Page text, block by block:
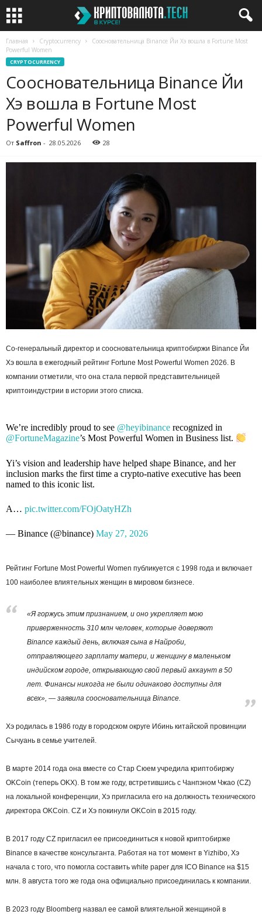
Главная Cryptocurrency
Соосновательница Binance Йи Хэ вошла в Fortune Most
Powerful Women
CRYPTOCURRENCY
Соосновательница Binance Йи
Хэ вошла в Fortune Most
Powerful Women
От Saffron - 28.05.2026 28
Со-генеральный директор и соосновательница криптобиржи Binance Йи
Хэ вошла в ежегодный рейтинг Fortune Most Powerful Women 2026. В
компании отметили, что она стала первой представительницей
криптоиндустрии в истории этого списка.
We’re incredibly proud to see @heyibinance recognized in
@FortuneMagazine’s Most Powerful Women in Business list.
Yi’s vision and leadership have helped shape Binance, and her
inclusion marks the first time a crypto-native executive has been
named to this iconic list.
A… pic.twitter.com/FOjOatyHZh
— Binance (@binance) May 27, 2026
Рейтинг Fortune Most Powerful Women публикуется с 1998 года и включает
100 наиболее влиятельных женщин в мировом бизнесе.
«Я горжусь этим признанием, и оно укрепляет мою
приверженность 310 млн человек, которые доверяют
Binance каждый день, включая сына в Найроби,
отправляющего зарплату матери, и женщину в маленьком
индийском городе, открывающую свой первый аккаунт в 50
лет. Финансы никогда не были одинаково доступны для
всех», — заявила соосновательница Binance.
Хэ родилась в 1986 году в городском округе Ибинь китайской провинции
Сычуань в семье учителей.
В марте 2014 года она вместе со Стар Сюем учредила криптобиржу
OKCoin (теперь OKX). В том же году, встретившись с Чанпэном Чжао (CZ)
на локальной конференции, Хэ пригласила его на должность технического
директора OKCoin. CZ и Хэ покинули OKCoin в 2015 году.
В 2017 году CZ пригласил ее присоединиться к новой криптобирже
Binance в качестве консультанта. Работая на тот момент в Yizhibo, Хэ
начала с того, что помогла составить white paper для ICO Binance на $15
млн. 8 августа того же года она официально присоединилась к компании.
В 2023 году Bloomberg назвал ее самой влиятельной женщиной в